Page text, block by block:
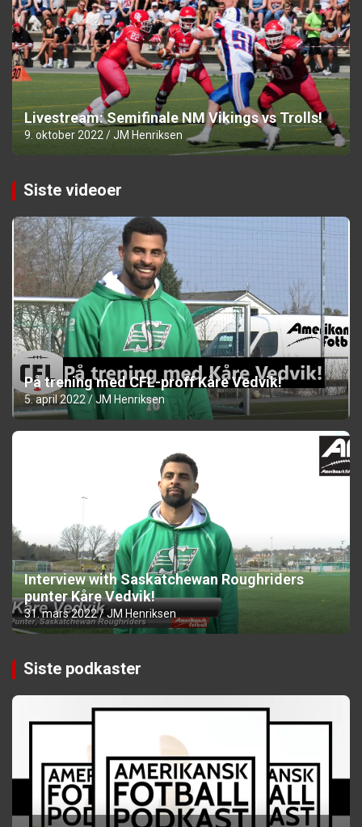
Livestream: Semifinale NM Vikings vs Trolls!
9. oktober 2022 JM Henriksen
Siste videoer
På trening med CFL-proff Kåre Vedvik!
5. april 2022 JM Henriksen
Interview with Saskatchewan Roughriders
punter Kåre Vedvik!
31. mars 2022 JM Henriksen
Siste podkaster